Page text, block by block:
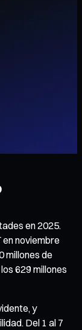
en 2025.
noviembre
millones de
629 millones
y
Del 1 al 7